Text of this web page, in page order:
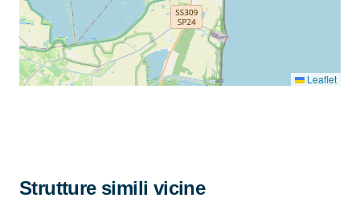
Leaflet
Strutture simili vicine